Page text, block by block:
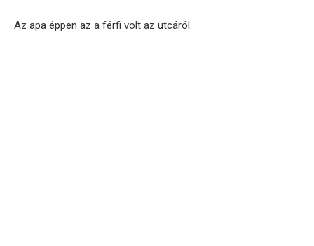
Az apa éppen az a férfi volt az utcáról.